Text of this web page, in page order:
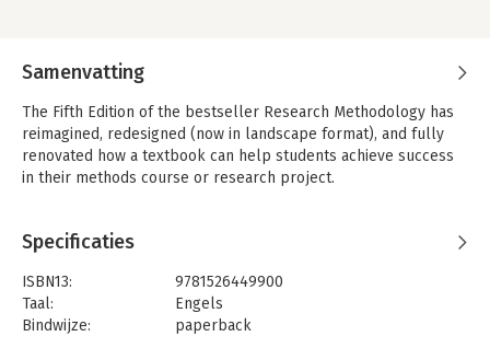
Samenvatting
The Fifth Edition of the bestseller Research Methodology has
reimagined, redesigned (now in landscape format), and fully
renovated how a textbook can help students achieve success
in their methods course or research project.
Specificaties
ISBN13:
9781526449900
Taal:
Engels
Bindwijze:
paperback